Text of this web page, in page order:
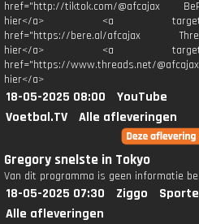
href="http://tiktok.com/@afcajax
hier</a> <a
href="https://bere.al/afcajax
hier</a> <a
href="https://www.threads.net/
hier</a>
18-05-2025 08:00
YouTube
Voetbal.TV
Alle afleveringen
Gregory snelste in Tokyo
Van dit programma is geen informatie
18-05-2025 07:30 Ziggo
Alle afleveringen